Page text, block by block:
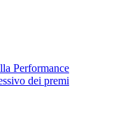
Performance
dei premi